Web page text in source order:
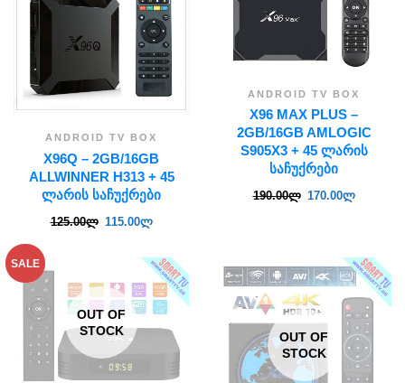
ANDROID TV BOX
X96Q – 2GB/16GB
ALLWINNER H313 + 45
ᲚᲐᲠᲘᲡ ᲡᲐᲩᲣᲥᲠᲔᲑᲘ
125.00ლ 115.00ლ
ANDROID TV BOX
X96 MAX PLUS –
2GB/16GB AMLOGIC
S905X3 + 45 ᲚᲐᲠᲘᲡ
ᲡᲐᲩᲣᲥᲠᲔᲑᲘ
190.00ლ 170.00ლ
SALE
OUT OF
STOCK
OUT OF
STOCK